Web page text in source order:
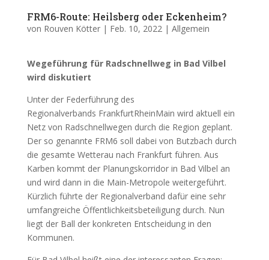
FRM6-Route: Heilsberg oder Eckenheim?
von Rouven Kötter| Feb. 10, 2022| Allgemein
Wegeführung für Radschnellweg in Bad Vilbel
wird diskutiert
Unter der Federführung des
Regionalverbands FrankfurtRheinMain wird aktuell ein
Netz von Radschnellwegen durch die Region geplant.
Der so genannte FRM6 soll dabei von Butzbach durch
die gesamte Wetterau nach Frankfurt führen. Aus
Karben kommt der Planungskorridor in Bad Vilbel an
und wird dann in die Main-Metropole weitergeführt.
Kürzlich führte der Regionalverband dafür eine sehr
umfangreiche Öffentlichkeitsbeteiligung durch. Nun
liegt der Ball der konkreten Entscheidung in den
Kommunen.